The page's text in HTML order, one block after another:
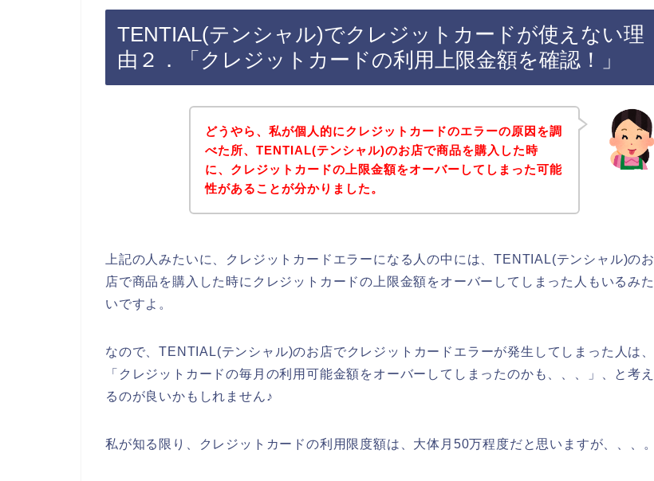
TENTIAL(テンシャル)でクレジットカードが使えない理
由２．「クレジットカードの利用上限金額を確認！」
どうやら、私が個人的にクレジットカードのエラーの原因を調
べた所、TENTIAL(テンシャル)のお店で商品を購入した時
に、クレジットカードの上限金額をオーバーしてしまった可能
性があることが分かりました。
上記の人みたいに、クレジットカードエラーになる人の中には、TENTIAL(テンシャル)のお
店で商品を購入した時にクレジットカードの上限金額をオーバーしてしまった人もいるみた
いですよ。
なので、TENTIAL(テンシャル)のお店でクレジットカードエラーが発生してしまった人は、
「クレジットカードの毎月の利用可能金額をオーバーしてしまったのかも、、、」、と考え
るのが良いかもしれません♪
私が知る限り、クレジットカードの利用限度額は、大体月50万程度だと思いますが、、、。